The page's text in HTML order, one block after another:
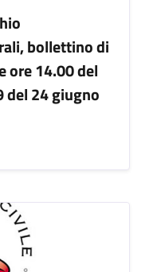
bollettino di
ore 14.00 del
del 24 giugno